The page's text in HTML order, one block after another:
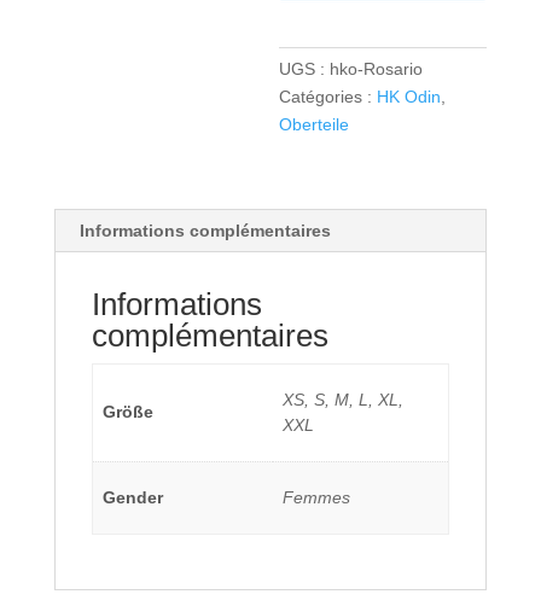
-
black
UGS : hko-Rosario
Catégories : HK Odin
Oberteile
Informations complémentaires
Informations
complémentaires
Größe
XS, S, M, L, XL,
XXL
Gender Femmes